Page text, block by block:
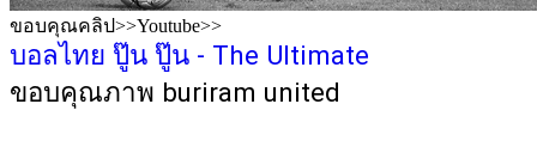
ขอบคุณคลิป>>Youtube>>
บอลไทย ปู๊น ปู๊น - The Ultimate
ขอบคุณภาพ buriram united